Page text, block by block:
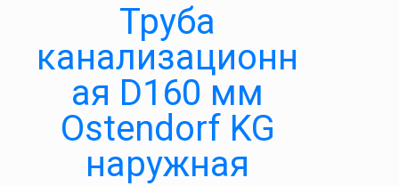
Труба
канализационн
ая D160 мм
Ostendorf KG
наружная